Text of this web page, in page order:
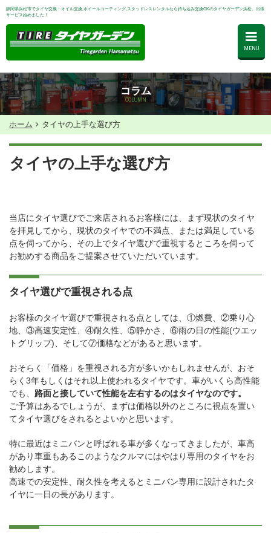
静岡県浜松市でタイヤ交換・オイル交換,ホイールコーティング,スタッドレスレンタルなら持ち込み交換OKのタイヤガーデン浜松。出張
サービス始めました！
MENU
コラム
COLUMN
ホーム タイヤの上手な選び方
タイヤの上手な選び方
当店にタイヤ選びでご来店されるお客様には、まず現状のタイヤ
を拝見してから、現状のタイヤでの不満点、または満足している
点を伺ってから、その上でタイヤ選びで重視するところを伺って
お勧めする商品をご提案させていただいています。
タイヤ選びで重視される点
お客様のタイヤ選びで重視される点としては、①燃費、②乗り心
地、③高速安定性、④耐久性、⑤静かさ、⑥雨の日の性能(ウエッ
トグリップ)、そして⑦価格などがあると思います。
おそらく「価格」を重視される方が多いかもしれませんが、おそ
らく3年もしくはそれ以上使われるタイヤです。車がいくら高性能
でも、 路面と接していて性能を左右するのはタイヤなのです。
ご予算はあるでしょうが、まずは価格以外のところに視点を置い
てタイヤ選びをされるとよいかと思います。
特に最近はミニバンと呼ばれる車が多くなってきましたが、車高
があり車重もあるこのようなクルマにはやはり専用のタイヤをお
勧めします。
高速での安定性、耐久性を考えるとミニバン専用に設計されたタ
イヤに一日の長があります。